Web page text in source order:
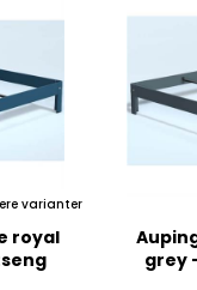
varianter
royal
grey